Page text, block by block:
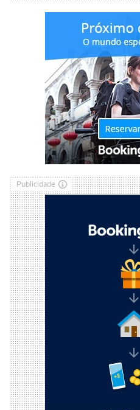
Publicidade